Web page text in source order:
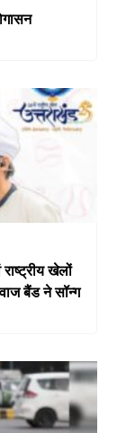
खेलों
बैंड ने सॉन्ग